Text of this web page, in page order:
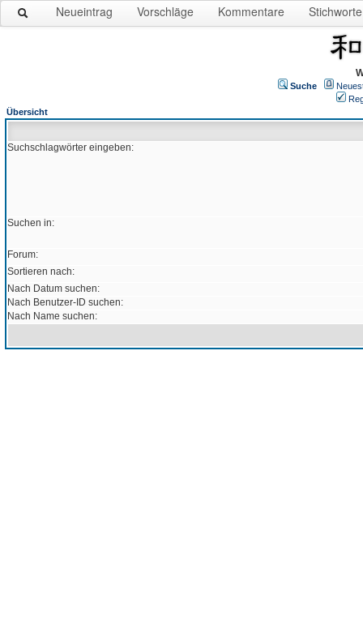
Neueintrag Vorschläge Kommentare Stichworte
Suche
Übersicht
Suchschlagwörter eingeben:
Suchen in:
Forum:
Sortieren nach:
Nach Datum suchen:
Nach Benutzer-ID suchen:
Nach Name suchen: